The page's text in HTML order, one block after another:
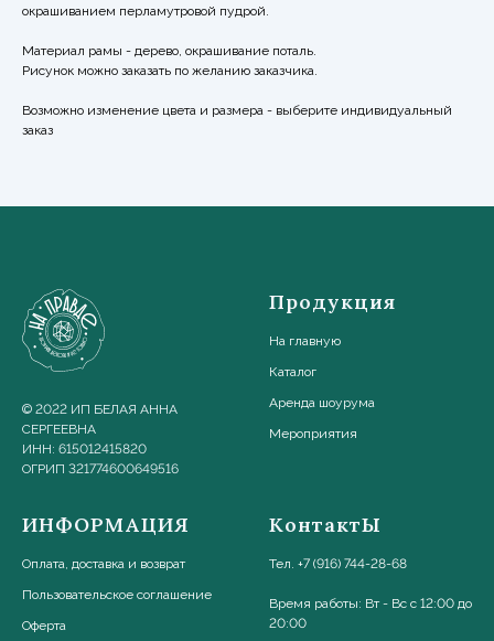
окрашиванием перламутровой пудрой.
Материал рамы - дерево, окрашивание поталь.
Рисунок можно заказать по желанию заказчика.
Возможно изменение цвета и размера - выберите индивидуальный
заказ
© 2022 ИП БЕЛАЯ АННА
СЕРГЕЕВНА
ИНН: 615012415820
ОГРИП 321774600649516
Продукция
На главную
Каталог
Аренда шоурума
Мероприятия
ИНФОРМАЦИЯ
Оплата, доставка и возврат
Пользовательское соглашение
Оферта
КонтактЫ
Тел. +7 (916) 744-28-68
Время работы: Вт - Вс с 12:00 до
20:00